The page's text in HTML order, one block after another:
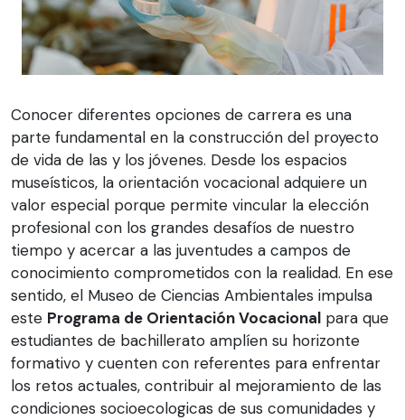
Conocer diferentes opciones de carrera es una
parte fundamental en la construcción del proyecto
de vida de las y los jóvenes. Desde los espacios
museísticos, la orientación vocacional adquiere un
valor especial porque permite vincular la elección
profesional con los grandes desafíos de nuestro
tiempo y acercar a las juventudes a campos de
conocimiento comprometidos con la realidad. En ese
sentido, el Museo de Ciencias Ambientales impulsa
este Programa de Orientación Vocacional para que
estudiantes de bachillerato amplíen su horizonte
formativo y cuenten con referentes para enfrentar
los retos actuales, contribuir al mejoramiento de las
condiciones socioecologicas de sus comunidades y